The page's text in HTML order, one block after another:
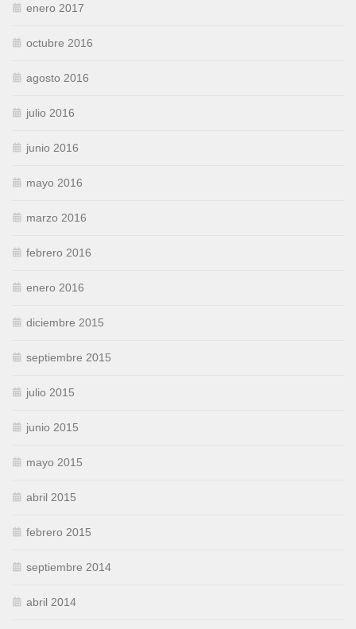
enero 2017
octubre 2016
agosto 2016
julio 2016
junio 2016
mayo 2016
marzo 2016
febrero 2016
enero 2016
diciembre 2015
septiembre 2015
julio 2015
junio 2015
mayo 2015
abril 2015
febrero 2015
septiembre 2014
abril 2014